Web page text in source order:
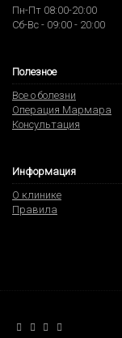
Пн-Пт 08:00-20:00
Сб-Вс - 09:00 - 20:00
Полезное
Все о болезни
Операция Мармара
Консультация
Информация
О клинике
Правила